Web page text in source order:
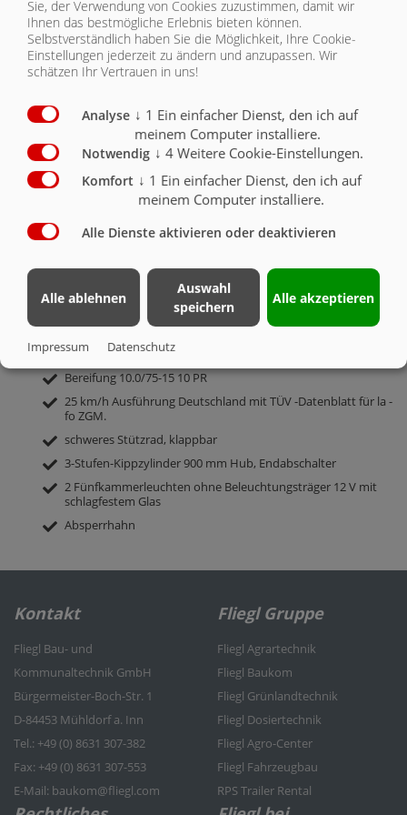
EDK 25 | SERIENAUSSTATTUNG
1-Achs Fahrgestell
zul. Gesamtgewicht 2750 kg (entspricht 2500 kg Achslast zzgl.
250 kg Stützlast)
Brücke 2500 mm x 1520 mm, Eckrungen steckbar,
Ganzstahlboden aus einem Stück, Brückenrahmen aus
Hohlträgerrahmen verzinkt - ungefedert
ohne Bremse
Zugholm starr für Obenanhängung
DIN-Zugöse 40 (Ø 40 mm)
Bereifung 10.0/75-15 10 PR
25 km/h Ausführung Deutschland mit TÜV -Datenblatt für la -
fo ZGM.
schweres Stützrad, klappbar
3-Stufen-Kippzylinder 900 mm Hub, Endabschalter
2 Fünfkammerleuchten ohne Beleuchtungsträger 12 V mit
schlagfestem Glas
Absperrhahn
Kontakt
Fliegl Bau- und
Kommunaltechnik GmbH
Bürgermeister-Boch-Str. 1
D-84453 Mühldorf a. Inn
Tel.: +49 (0) 8631 307-382
Fax: +49 (0) 8631 307-553
E-Mail: baukom@fliegl.com
Fliegl Gruppe
Fliegl Agrartechnik
Fliegl Baukom
Fliegl Grünlandtechnik
Fliegl Dosiertechnik
Fliegl Agro-Center
Fliegl Fahrzeugbau
RPS Trailer Rental
Sie, der Verwendung von Cookies zuzustimmen, damit wir
Ihnen das bestmögliche Erlebnis bieten können.
Selbstverständlich haben Sie die Möglichkeit, Ihre Cookie-
Einstellungen jederzeit zu ändern und anzupassen. Wir
schätzen Ihr Vertrauen in uns!
Analyse ↓ 1 Ein einfacher Dienst, den ich auf
meinem Computer installiere.
Notwendig ↓ 4 Weitere Cookie-Einstellungen.
Komfort ↓ 1 Ein einfacher Dienst, den ich auf
meinem Computer installiere.
Alle Dienste aktivieren oder deaktivieren
Alle ablehnen
Auswahl
speichern
Alle akzeptieren
Impressum Datenschutz